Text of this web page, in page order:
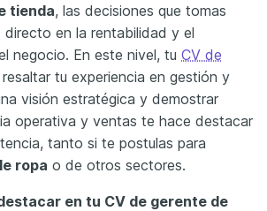
tienda, las decisiones que tomas
directo en la rentabilidad y el
negocio. En este nivel, tu CV de
tu experiencia en gestión y
visión estratégica y demostrar
operativa y ventas te hace destacar
tanto si te postulas para
ropa o de otros sectores.
en tu CV de gerente de